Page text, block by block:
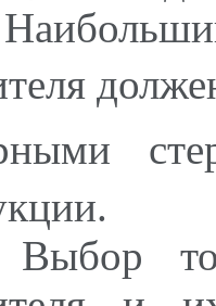
Выбор